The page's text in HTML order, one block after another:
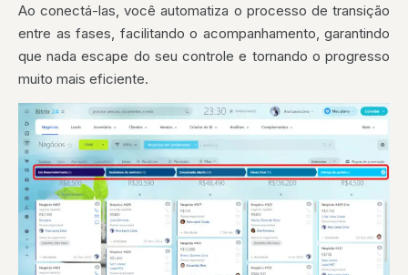
Ao conectá-las, você automatiza o processo de transição
entre as fases, facilitando o acompanhamento, garantindo
que nada escape do seu controle e tornando o progresso
muito mais eficiente.